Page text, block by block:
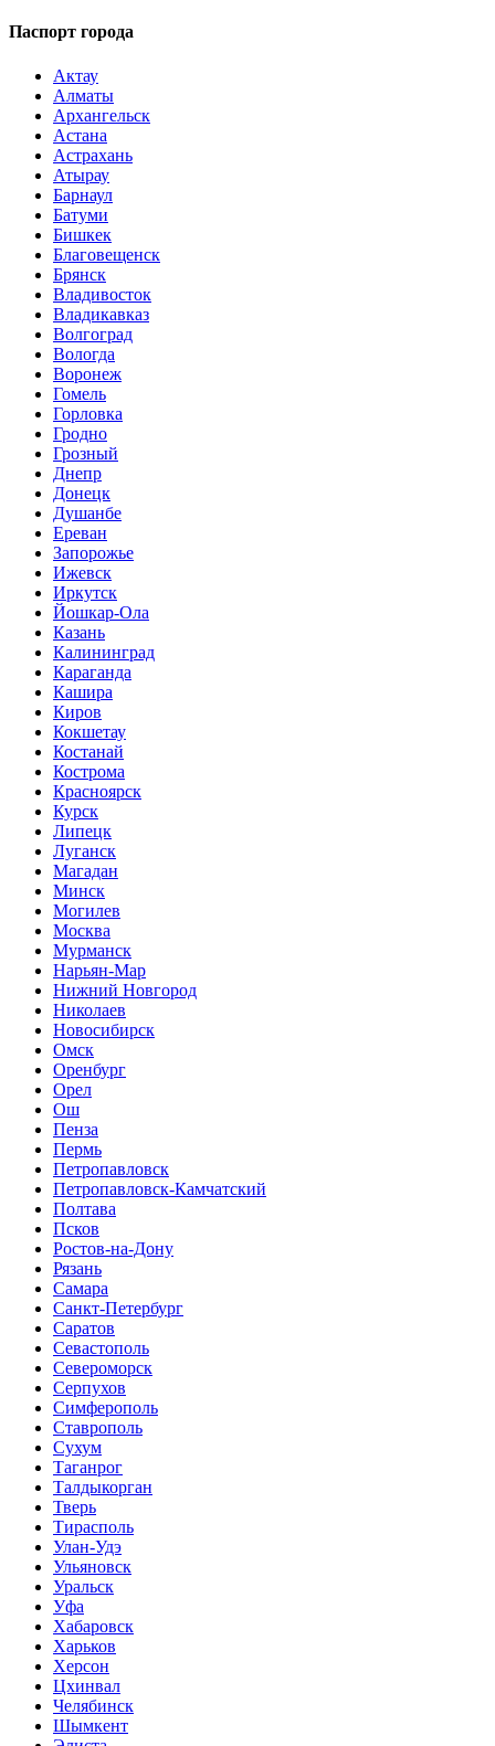
Паспорт города
Актау
Алматы
Архангельск
Астана
Астрахань
Атырау
Барнаул
Батуми
Бишкек
Благовещенск
Брянск
Владивосток
Владикавказ
Волгоград
Вологда
Воронеж
Гомель
Горловка
Гродно
Грозный
Днепр
Донецк
Душанбе
Ереван
Запорожье
Ижевск
Иркутск
Йошкар-Ола
Казань
Калининград
Караганда
Кашира
Киров
Кокшетау
Костанай
Кострома
Красноярск
Курск
Липецк
Луганск
Магадан
Минск
Могилев
Москва
Мурманск
Нарьян-Мар
Нижний Новгород
Николаев
Новосибирск
Омск
Оренбург
Орел
Ош
Пенза
Пермь
Петропавловск
Петропавловск-Камчатский
Полтава
Псков
Ростов-на-Дону
Рязань
Самара
Санкт-Петербург
Саратов
Севастополь
Североморск
Серпухов
Симферополь
Ставрополь
Сухум
Таганрог
Tалдыкорган
Тверь
Тирасполь
Улан-Удэ
Ульяновск
Уральск
Уфа
Хабаровск
Харьков
Херсон
Цхинвал
Челябинск
Шымкент